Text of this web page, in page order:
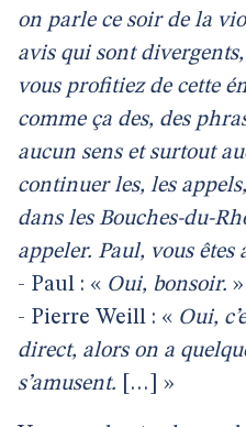
on parle ce soir de la
avis qui sont
vous profitiez de cette
comme ça des, des
aucun sens et surtout
continuer les, les
dans les Bouches-du-
appeler. Paul, vous êtes
- Paul : « Oui, bonsoir. »
- Pierre Weill : « Oui,
direct, alors on a
s’amusent. […] »